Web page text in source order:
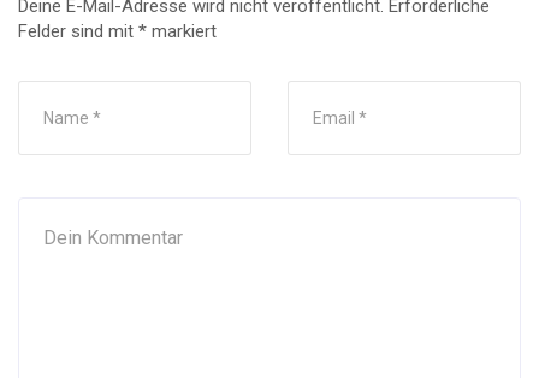
Deine E-Mail-Adresse wird nicht veröffentlicht. Erforderliche
Felder sind mit * markiert